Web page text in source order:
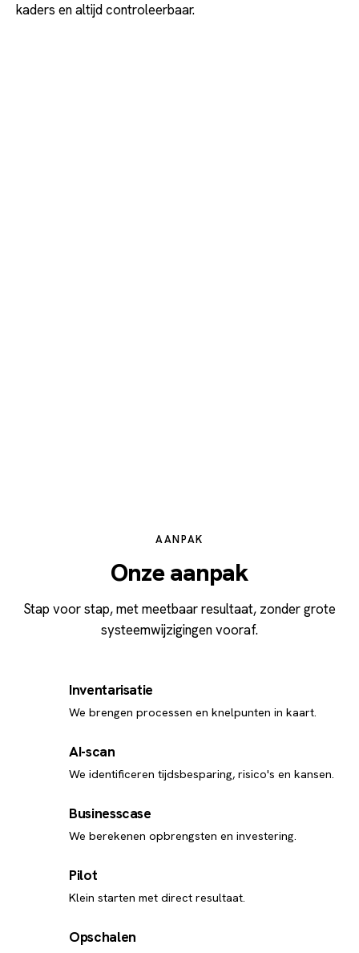
kaders en altijd controleerbaar.
AANPAK
Onze aanpak
Stap voor stap, met meetbaar resultaat, zonder grote
systeemwijzigingen vooraf.
Inventarisatie
We brengen processen en knelpunten in kaart.
AI-scan
We identificeren tijdsbesparing, risico's en kansen.
Businesscase
We berekenen opbrengsten en investering.
Pilot
Klein starten met direct resultaat.
Opschalen